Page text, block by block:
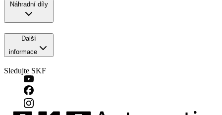
Náhradní díly
Další
informace
Sledujte SKF